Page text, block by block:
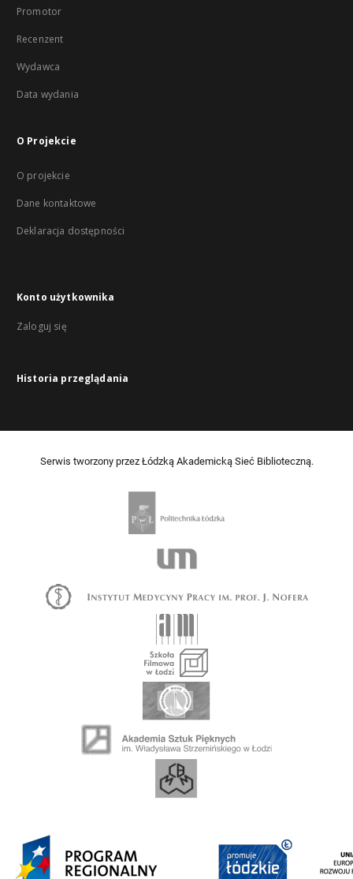
Promotor
Recenzent
Wydawca
Data wydania
O Projekcie
O projekcie
Dane kontaktowe
Deklaracja dostępności
Konto użytkownika
Zaloguj się
Historia przeglądania
Serwis tworzony przez Łódzką Akademicką Sieć Biblioteczną.